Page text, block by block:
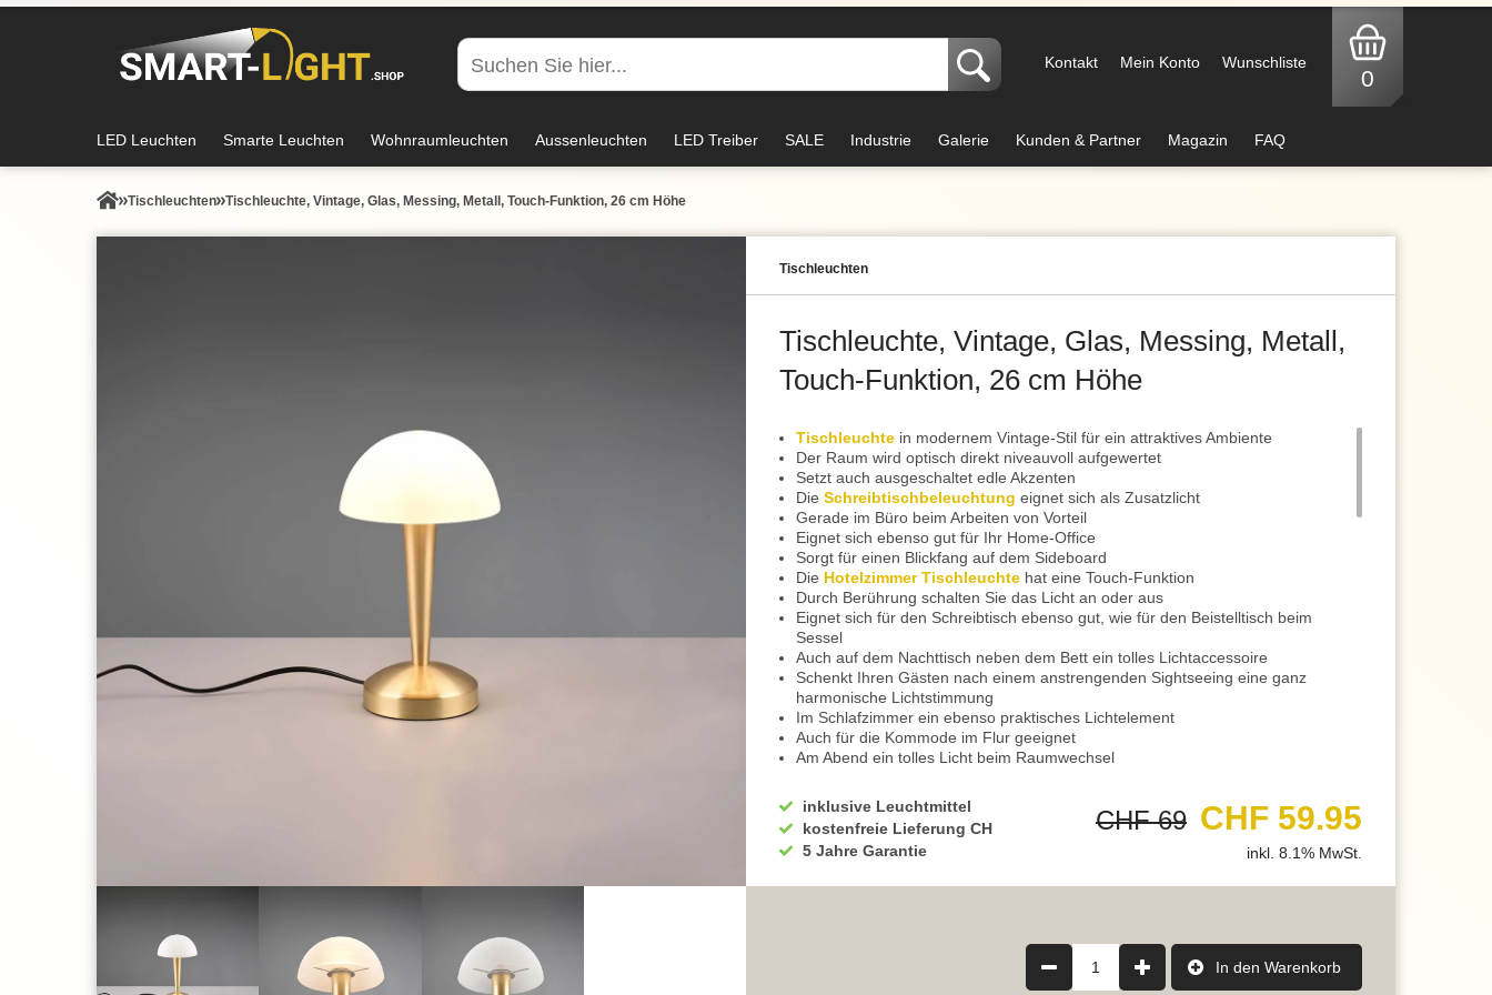
Kontakt Mein Konto Wunschliste
0
LED Leuchten Smarte Leuchten Wohnraumleuchten Aussenleuchten LED Treiber SALE Industrie Galerie Kunden & Partner Magazin FAQ
Tisch­leuchten Tischleuchte, Vintage, Glas, Messing, Metall, Touch-Funktion, 26 cm Höhe
Tisch­leuchten
Tischleuchte, Vintage, Glas, Messing, Metall,
Touch-Funktion, 26 cm Höhe
Tischleuchte in modernem Vintage-Stil für ein attraktives Ambiente
Der Raum wird optisch direkt niveauvoll aufgewertet
Setzt auch ausgeschaltet edle Akzenten
Die Schreibtischbeleuchtung eignet sich als Zusatzlicht
Gerade im Büro beim Arbeiten von Vorteil
Eignet sich ebenso gut für Ihr Home-Office
Sorgt für einen Blickfang auf dem Sideboard
Die Hotelzimmer Tischleuchte hat eine Touch-Funktion
Durch Berührung schalten Sie das Licht an oder aus
Eignet sich für den Schreibtisch ebenso gut, wie für den Beistelltisch beim
Sessel
Auch auf dem Nachttisch neben dem Bett ein tolles Lichtaccessoire
Schenkt Ihren Gästen nach einem anstrengenden Sightseeing eine ganz
harmonische Lichtstimmung
Im Schlafzimmer ein ebenso praktisches Lichtelement
Auch für die Kommode im Flur geeignet
Am Abend ein tolles Licht beim Raumwechsel
Bietet Ihnen auch im Wohnzimmer eine sehr angenehme Beleuchtung
Auf einem Regalboard ebenso passend, wie auf dem Beistelltisch am Sofa
Die dekorative Beleuchtung bietet Ihnen ein gutes Zusatzlicht
Zum Beispiel beim Häkeln oder Stricken
inklusive Leuchtmittel
kostenfreie Lieferung CH
5 Jahre Garantie
CHF 69 CHF 59.95
inkl. 8.1% MwSt.
1 In den Warenkorb